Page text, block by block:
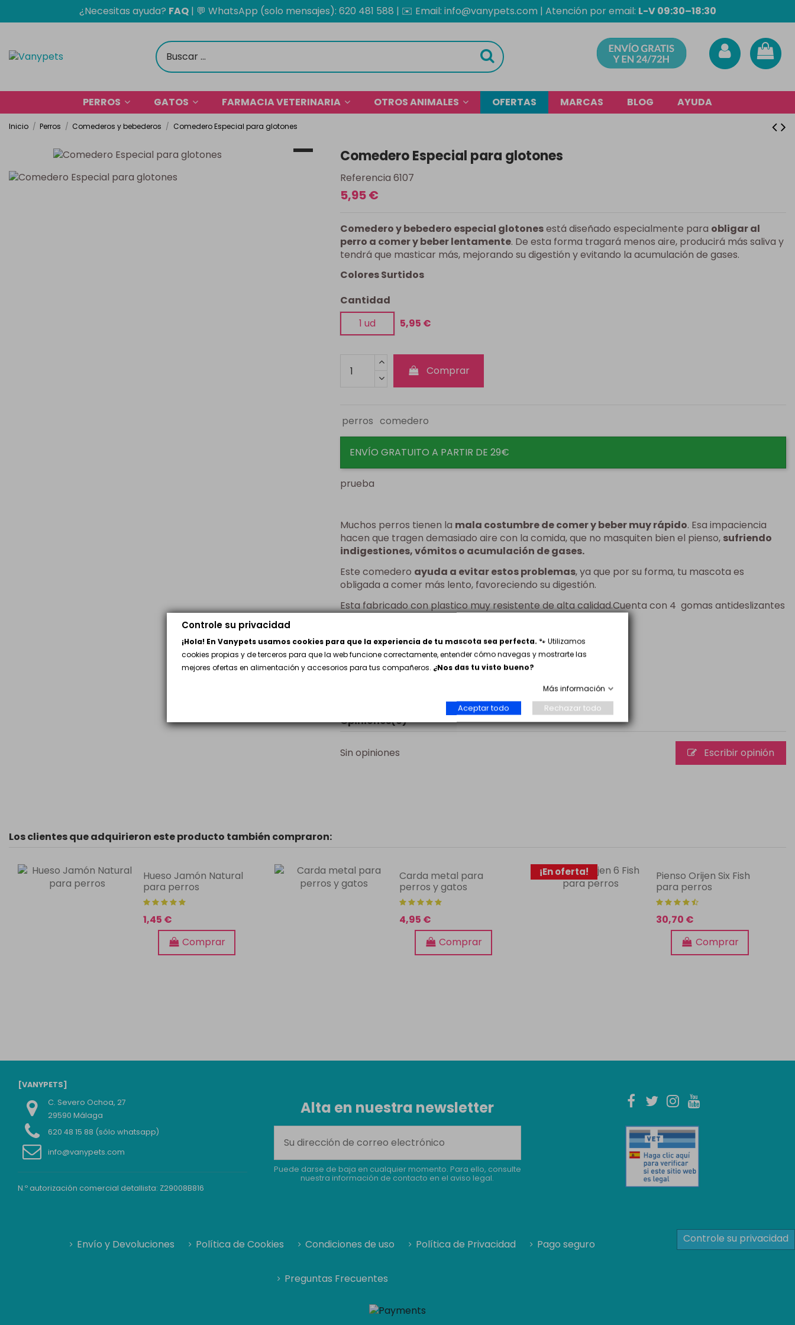
¿Necesitas ayuda? FAQ| 💬 WhatsApp (solo mensajes): 620 481 588 | ✉️ Email: info@vanypets.com | Atención por email: L-V 09:30–18:30
PERROS GATOS FARMACIA VETERINARIA OTROS ANIMALES OFERTAS MARCAS BLOG AYUDA
Inicio Perros Comederos y bebederos Comedero Especial para glotones
Comedero Especial para glotones
Referencia 6107
5,95 €
Comedero y bebedero especial glotonesestá diseñado especialmente para obligar al
perro a comer y beber lentamente. De esta forma tragará menos aire, producirá más saliva y
tendrá que masticar más, mejorando su digestión y evitando la acumulación de gases.
Colores Surtidos
Cantidad
1 ud
5,95 €
Comprar
perros comedero
ENVÍO GRATUITO A PARTIR DE 29€
prueba
Muchos perros tienen la mala costumbre de comer y beber muy rápido. Esa impaciencia
hacen que tragen demasiado aire con la comida, que no masquiten bien el pienso, sufriendo
indigestiones, vómitos o acumulación de gases.
Este comedero ayuda a evitar estos problemas, ya que por su forma, tu mascota es
obligada a comer más lento, favoreciendo su digestión.
Esta fabricado con plastico muy resistente de alta calidad.Cuenta con 4 gomas antideslizantes
Medidas:
23,5 x 6 cm
Opiniones(0)
Sin opiniones Escribir opinión
Los clientes que adquirieron este producto también compraron:
Hueso Jamón Natural
para perros
1,45 €
Comprar
Carda metal para
perros y gatos
4,95 €
Comprar
¡En oferta!
Pienso Orijen Six Fish
para perros
30,70 €
Comprar
[VANYPETS]
C. Severo Ochoa, 27
29590 Málaga
620 48 15 88 (sólo whatsapp)
info@vanypets.com
N.º autorización comercial detallista: Z29008B816
Alta en nuestra newsletter
Puede darse de baja en cualquier momento. Para ello, consulte
nuestra información de contacto en el aviso legal.
Envío y Devoluciones Política de Cookies Condiciones de uso Política de Privacidad Pago seguro
Preguntas Frecuentes
Controle su privacidad
Controle su privacidad
¡Hola! En Vanypets usamos cookies para que la experiencia de tu mascota sea perfecta. 🐾 Utilizamos
cookies propias y de terceros para que la web funcione correctamente, entender cómo navegas y mostrarte las
mejores ofertas en alimentación y accesorios para tus compañeros. ¿Nos das tu visto bueno?
Más información
Aceptar todo Rechazar todo